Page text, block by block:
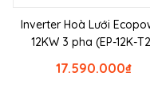
Inverter Hoà Lưới
12KW 3 pha (EP-12K-
₫
17.590.000